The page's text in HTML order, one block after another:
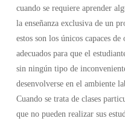
cuando se requiere aprender
la enseñanza exclusiva de un
estos son los únicos capaces
adecuados para que el
sin ningún tipo de
desenvolverse en el ambiente
Cuando se trata de clases
que no pueden realizar sus